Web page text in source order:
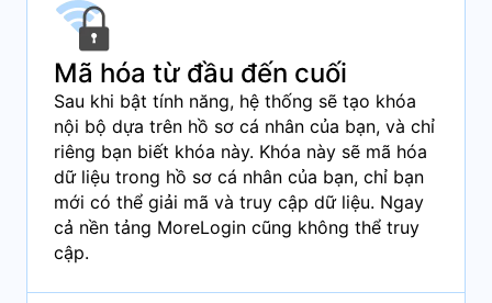
Mã hóa từ đầu đến cuối
Sau khi bật tính năng, hệ thống sẽ tạo khóa
nội bộ dựa trên hồ sơ cá nhân của bạn, và chỉ
riêng bạn biết khóa này. Khóa này sẽ mã hóa
dữ liệu trong hồ sơ cá nhân của bạn, chỉ bạn
mới có thể giải mã và truy cập dữ liệu. Ngay
cả nền tảng MoreLogin cũng không thể truy
cập.